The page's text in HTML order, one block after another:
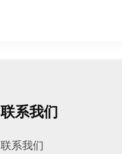
联系我们
联系我们